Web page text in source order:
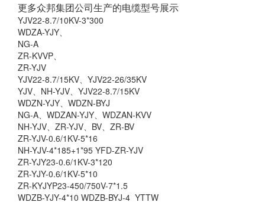
更多众邦集团公司生产的电缆型号展示
YJV22-8.7/10KV-3*300
WDZA-YJY、
NG-A
ZR-KVVP、
ZR-YJV
YJV22-8.7/15KV、YJV22-26/35KV
YJV、NH-YJV、YJV22-8.7/15KV
WDZN-YJY、WDZN-BYJ
NG-A、WDZAN-YJY、WDZAN-KVV
NH-YJV、ZR-YJV、BV、ZR-BV
ZR-YJV-0.6/1KV-5*16
NH-YJV-4*185+1*95 YFD-ZR-YJV
ZR-YJY23-0.6/1KV-3*120
ZR-YJY-0.6/1KV-5*10
ZR-KYJYP23-450/750V-7*1.5
WDZB-YJY-4*10 WDZB-BYJ-4 YTTW